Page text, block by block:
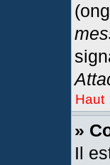
Haut
»
Il